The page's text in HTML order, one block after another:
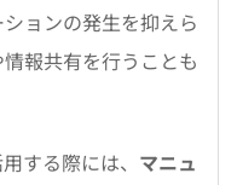
ョンの発生を抑えら
報共有を行うことも
する際には、 マニュ